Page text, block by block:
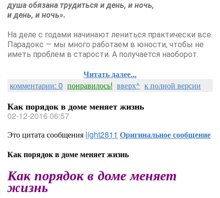
душа обязана трудиться и день, и ночь,
и день, и ночь».
На деле с годами начинают лениться практически все.
Парадокс — мы много работаем в юности, чтобы не
иметь проблем в старости. А получается наоборот.
Читать далее...
комментарии: 0 понравилось! вверх^ к полной версии
Как порядок в доме меняет жизнь
02-12-2016 06:57
Это цитата сообщения light2811 Оригинальное сообщение
Как порядок в доме меняет жизнь
Как порядок в доме меняет
жизнь